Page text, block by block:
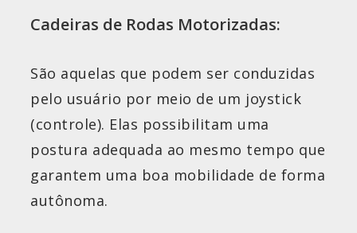
Cadeiras de Rodas Motorizadas:
São aquelas que podem ser conduzidas
pelo usuário por meio de um joystick
(controle). Elas possibilitam uma
postura adequada ao mesmo tempo que
garantem uma boa mobilidade de forma
autônoma.